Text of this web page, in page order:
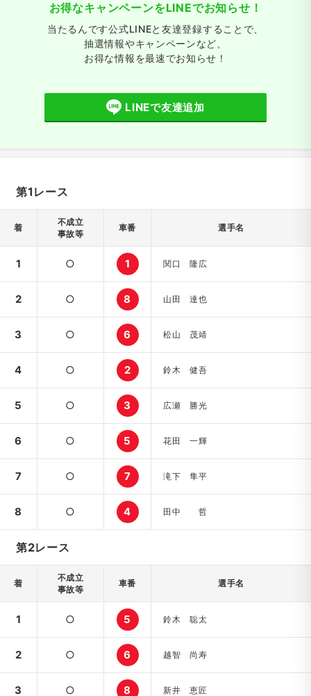
お得なキャンペーンをLINEでお知らせ！
当たるんです公式LINEと友達登録することで、
抽選情報やキャンペーンなど、
お得な情報を最速でお知らせ！
LINEで友達追加
第1レース
着
不成立
事故等
車番 選手名
1 ○ 1 関口 隆広
2 ○ 8 山田 達也
3 ○ 6 松山 茂靖
4 ○ 2 鈴木 健吾
5 ○ 3 広瀬 勝光
6 ○ 5 花田 一輝
7 ○ 7 滝下 隼平
8 ○ 4 田中 哲
第2レース
着
不成立
事故等
車番 選手名
1 ○ 5 鈴木 聡太
2 ○ 6 越智 尚寿
3 ○ 8 新井 恵匠